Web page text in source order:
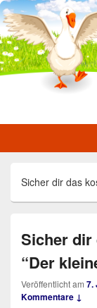
Täglich
Sicher dir das
Sicher dir
“Der
Veröffentlicht am 7.
Kommentare ↓